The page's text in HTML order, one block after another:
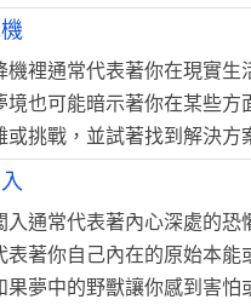
機裡通常代表著你在現實
境也可能暗示著你在某些
或挑戰，並試著找到解決方
入通常代表著內心深處的
表著你自己內在的原始本
果夢中的野獸讓你感到害